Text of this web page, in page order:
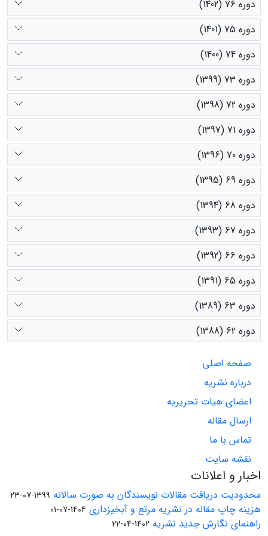
دوره 76 (1402)
دوره 75 (1401)
دوره 74 (1400)
دوره 73 (1399)
دوره 72 (1398)
دوره 71 (1397)
دوره 70 (1396)
دوره 69 (1395)
دوره 68 (1394)
دوره 67 (1393)
دوره 66 (1392)
دوره 65 (1391)
دوره 63 (1389)
دوره 62 (1388)
صفحه اصلی
درباره نشریه
اعضای هیات تحریریه
ارسال مقاله
تماس با ما
نقشه سایت
اخبار و اعلانات
محدودیت دریافت مقالات نویسندگان به صورت سالانه 1399-07-23
هزینه چاپ مقاله در نشریه مرتع و آبخیزداری 1404-07-01
راهنمای نگارش جدید نشریه 1402-04-22